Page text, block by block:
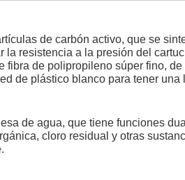
de carbón activo, que se
resistencia a la presión del
de polipropileno súper fino,
de plástico blanco para tener
de agua, que tiene funciones
cloro residual y otras